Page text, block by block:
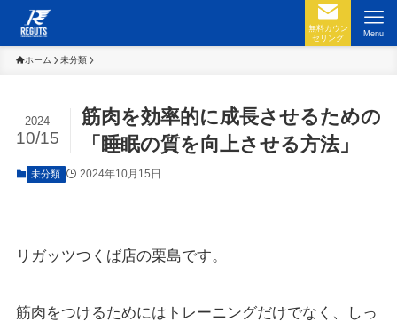
無料カウン
セリング
Menu
ホーム 未分類
筋肉を効率的に成長させるための
「睡眠の質を向上させる方法」
2024
10/15
未分類 2024年10月15日
リガッツつくば店の栗島です。
筋肉をつけるためにはトレーニングだけでなく、しっ